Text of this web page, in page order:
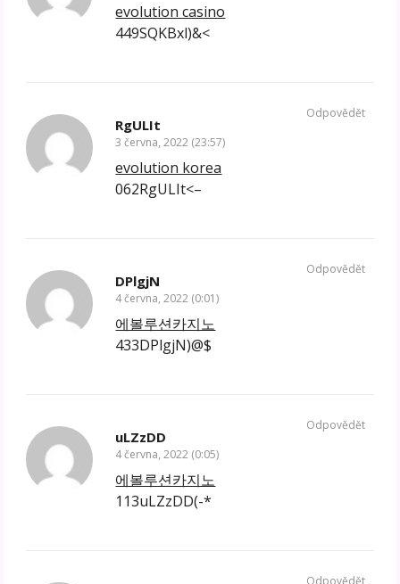
evolution casino
449SQKBxl)&<
RgULIt
3 června, 2022 (23:57)
evolution korea
062RgULIt<–
Odpovědět
DPlgjN
4 června, 2022 (0:01)
에볼루션카지노
433DPlgjN)@$
Odpovědět
uLZzDD
4 června, 2022 (0:05)
에볼루션카지노
113uLZzDD(-*
Odpovědět
Odpovědět